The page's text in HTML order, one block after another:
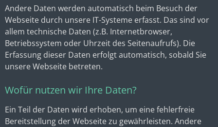
Andere Daten werden automatisch beim Besuch der
Webseite durch unsere IT-Systeme erfasst. Das sind vor
allem technische Daten (z.B. Internetbrowser,
Betriebssystem oder Uhrzeit des Seitenaufrufs). Die
Erfassung dieser Daten erfolgt automatisch, sobald Sie
unsere Webseite betreten.
Wofür nutzen wir Ihre Daten?
Ein Teil der Daten wird erhoben, um eine fehlerfreie
Bereitstellung der Webseite zu gewährleisten. Andere